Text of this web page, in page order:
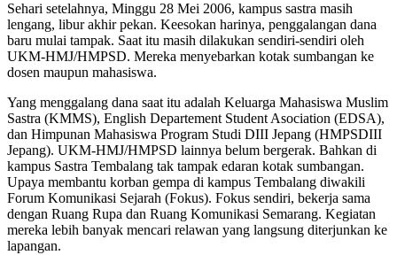
Sehari setelahnya, Minggu 28 Mei 2006, kampus sastra masih
lengang, libur akhir pekan. Keesokan harinya, penggalangan dana
baru mulai tampak. Saat itu masih dilakukan sendiri-sendiri oleh
UKM-HMJ/HMPSD. Mereka menyebarkan kotak sumbangan ke
dosen maupun mahasiswa.
Yang menggalang dana saat itu adalah Keluarga Mahasiswa Muslim
Sastra (KMMS), English Departement Student Asociation (EDSA),
dan Himpunan Mahasiswa Program Studi DIII Jepang (HMPSDIII
Jepang). UKM-HMJ/HMPSD lainnya belum bergerak. Bahkan di
kampus Sastra Tembalang tak tampak edaran kotak sumbangan.
Upaya membantu korban gempa di kampus Tembalang diwakili
Forum Komunikasi Sejarah (Fokus). Fokus sendiri, bekerja sama
dengan Ruang Rupa dan Ruang Komunikasi Semarang. Kegiatan
mereka lebih banyak mencari relawan yang langsung diterjunkan ke
lapangan.